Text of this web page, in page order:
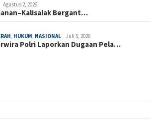
Agustus 2, 2026
Bergant…
, HUKUM, NASIONAL Juli 5, 2026
Polri Laporkan Dugaan Pela…